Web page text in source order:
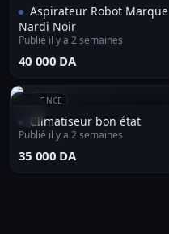
Aspirateur Robot Marque
Nardi Noir
Publié il y a 2 semaines
⁦40 000 DA⁩
RÉFÉRENCE
Climatiseur bon état
Publié il y a 2 semaines
⁦35 000 DA⁩